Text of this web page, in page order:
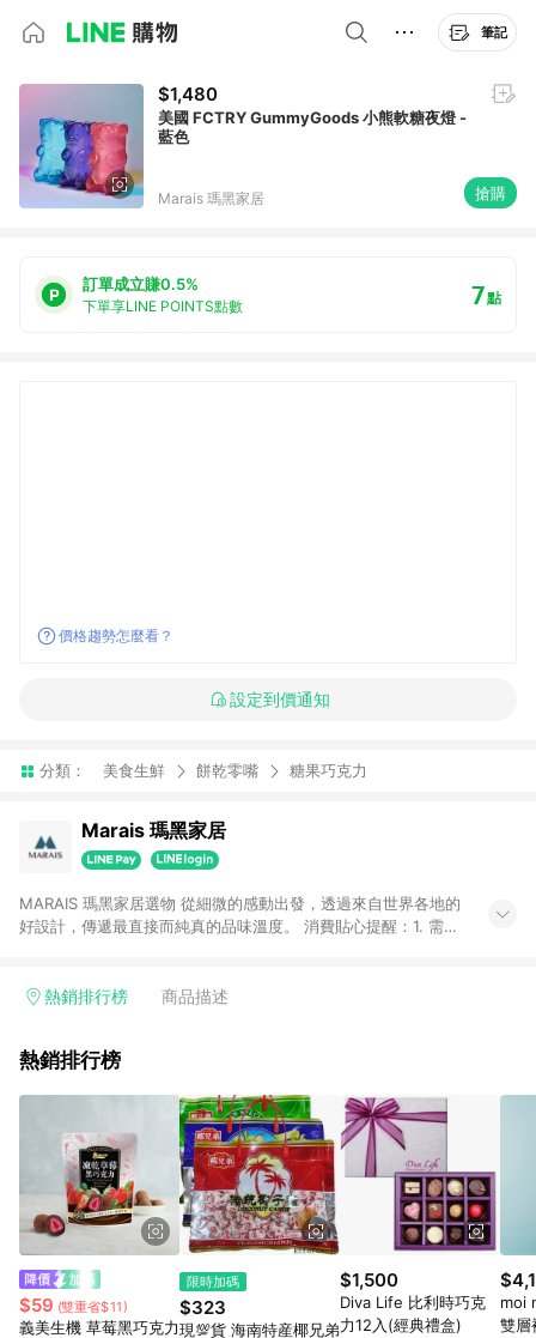
筆記
$1,480
美國 FCTRY GummyGoods 小熊軟糖夜燈 -
藍色
Marais 瑪黑家居 搶購
訂單成立賺0.5%
下單享LINE POINTS點數 7點
價格趨勢怎麼看？
設定到價通知
分類： 美食生鮮 餅乾零嘴 糖果巧克力
Marais 瑪黑家居
MARAIS 瑪黑家居選物 從細微的感動出發，透過來自世界各地的
好設計，傳遞最直接而純真的品味溫度。 消費貼心提醒：1. 需透
APP下單，將不符合贈點資格。 3. 點數將於出貨後60天前後發
熱銷排行榜 商品描述
熱銷排行榜
$59 (雙重省$11)
義美生機 草莓黑巧克力
限時加碼
$323
現💯貨 海南特産椰兄弟
$1,500
Diva Life 比利時巧克
力12入(經典禮盒)
moi
雙層